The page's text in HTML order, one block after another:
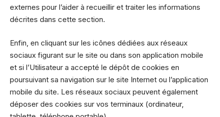
externes pour l’aider à recueillir et traiter les informations
décrites dans cette section.
Enfin, en cliquant sur les icônes dédiées aux réseaux
sociaux figurant sur le site ou dans son application mobile
et si l’Utilisateur a accepté le dépôt de cookies en
poursuivant sa navigation sur le site Internet ou l’application
mobile du site. Les réseaux sociaux peuvent également
déposer des cookies sur vos terminaux (ordinateur,